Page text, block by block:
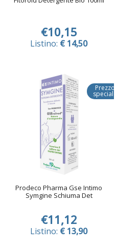
€10,15
Listino: € 14,50
Prezzo
Prodeco Pharma Gse Intimo
Symgine Schiuma Det
€11,12
Listino: € 13,90